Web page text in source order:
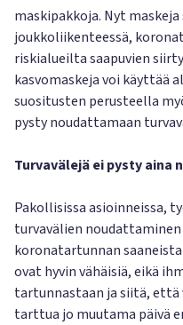
maskipakkoja. Nyt
joukkoliikenteessä,
riskialueilta saapuvien
kasvomaskeja voi käyttää
suositusten perusteella
pysty noudattamaan
Turvavälejä ei pysty aina
Pakollisissa asioinneissa,
turvavälien
koronatartunnan
ovat hyvin vähäisiä, eikä
tartunnastaan ja siitä,
tarttua jo muutama päivä